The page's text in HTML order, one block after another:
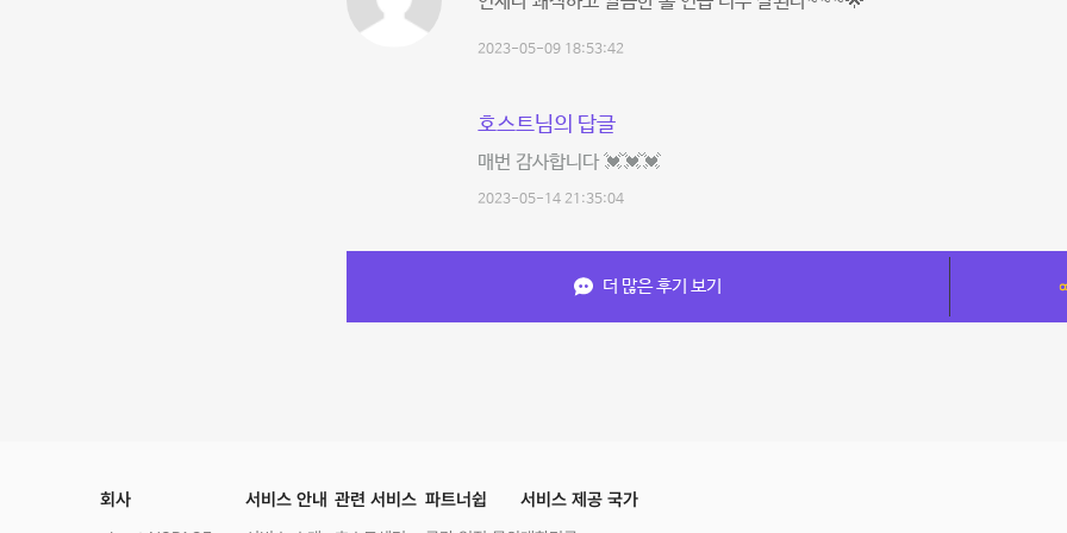
2023-05-09 18:53:42
호스트님의 답글
매번 감사합니다 💓💓💓
2023-05-14 21:35:04
더 많은 후기 보기
회사 서비스 안내 관련 서비스 파트너쉽 서비스 제공 국가